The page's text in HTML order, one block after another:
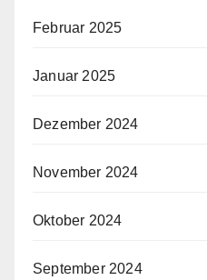
Februar 2025
Januar 2025
Dezember 2024
November 2024
Oktober 2024
September 2024